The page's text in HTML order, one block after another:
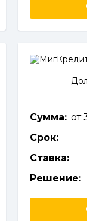
Сумма: от
Срок:
Ставка:
Решение: